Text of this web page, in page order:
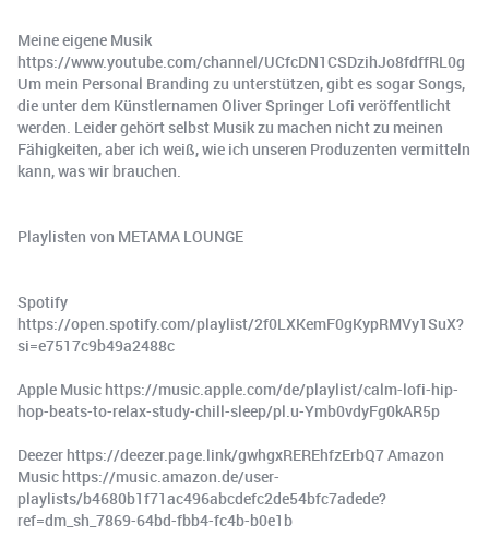
Meine eigene Musik
https://www.youtube.com/channel/UCfcDN1CSDzihJo8fdffRL0g
Um mein Personal Branding zu unterstützen, gibt es sogar Songs,
die unter dem Künstlernamen Oliver Springer Lofi veröffentlicht
werden. Leider gehört selbst Musik zu machen nicht zu meinen
Fähigkeiten, aber ich weiß, wie ich unseren Produzenten vermitteln
kann, was wir brauchen.
Playlisten von METAMA LOUNGE
Spotify
https://open.spotify.com/playlist/2f0LXKemF0gKypRMVy1SuX?
si=e7517c9b49a2488c
Apple Music https://music.apple.com/de/playlist/calm-lofi-hip-
hop-beats-to-relax-study-chill-sleep/pl.u-Ymb0vdyFg0kAR5p
Deezer https://deezer.page.link/gwhgxREREhfzErbQ7 Amazon
Music https://music.amazon.de/user-
playlists/b4680b1f71ac496abcdefc2de54bfc7adede?
ref=dm_sh_7869-64bd-fbb4-fc4b-b0e1b